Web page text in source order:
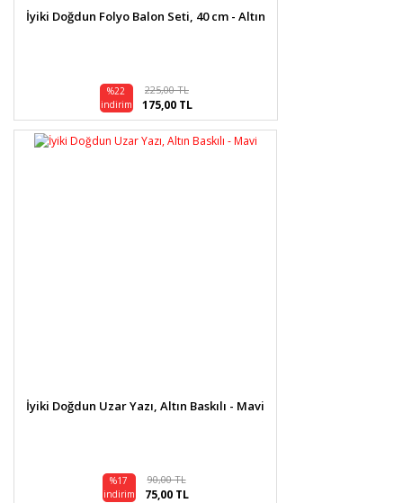
İyiki Doğdun Folyo Balon Seti, 40 cm - Altın
%22
indirim
225,00 TL
175,00 TL
İyiki Doğdun Uzar Yazı, Altın Baskılı - Mavi
%17
indirim
90,00 TL
75,00 TL